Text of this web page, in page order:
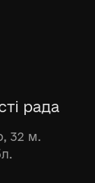
рада
32 м.